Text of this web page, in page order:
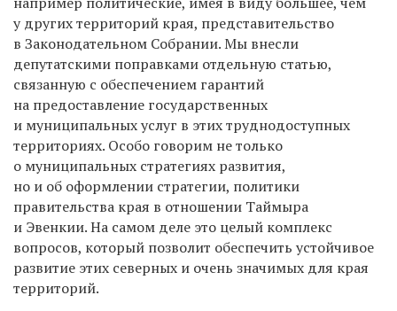
у других территорий края, представительство
в Законодательном Собрании. Мы внесли
депутатскими поправками отдельную статью,
связанную с обеспечением гарантий
на предоставление государственных
и муниципальных услуг в этих труднодоступных
территориях. Особо говорим не только
о муниципальных стратегиях развития,
но и об оформлении стратегии, политики
правительства края в отношении Таймыра
и Эвенкии. На самом деле это целый комплекс
вопросов, который позволит обеспечить устойчивое
развитие этих северных и очень значимых для края
территорий.